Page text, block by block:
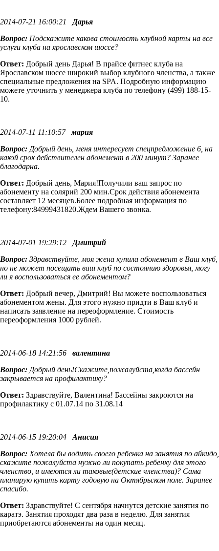
2014-07-21 16:00:21 Дарья
Вопрос: Подскажите какова стоимость клубной карты на все
услуги клуба на ярославском шоссе?
Ответ: Добрый день Дарья! В прайсе фитнес клуба на
Ярославском шоссе широкий выбор клубного членства, а также
специальные предложения на SPA. Подробную информацию
можете уточнить у менеджера клуба по телефону (499) 188-15-
10.
2014-07-11 11:10:57мария
Вопрос: Добрый день, меня интересует спецпредложение 6, на
какой срок действителен абонемент в 200 минут? Заранее
благодарна.
Ответ: Добрый день, Мария!Получили ваш запрос по
абонементу на солярий 200 мин.Срок действия абонемента
составляет 12 месяцев.Более подробная информация по
телефону:84999431820.Ждем Вашего звонка.
2014-07-01 19:29:12 Дмитрий
Вопрос: Здравствуйте, моя жена купила абонемент в Ваш клуб,
но не может посещать ваш клуб по состоянию здоровья, могу
ли я воспользоваться ее абонементом?
Ответ: Добрый вечер, Дмитрий! Вы можете воспользоваться
абонементом жены. Для этого нужно придти в Ваш клуб и
написать заявление на переоформление. Стоимость
переоформления 1000 рублей.
2014-06-18 14:21:56 валентина
Вопрос: Добрый день!Скажите,пожалуйста,когда бассейн
закрывается на профилактику?
Ответ: Здравствуйте, Валентина! Бассейны закроются на
профилактику с 01.07.14 по 31.08.14
2014-06-15 19:20:04 Анисия
Вопрос: Хотела бы водить своего ребенка на занятия по айкидо,
скажите пожалуйста нужно ли покупать ребенку для этого
членство, и имеются ли таковые(детские членства)? Сама
планирую купить карту годовую на Октябрьском поле. Заранее
спасибо.
Ответ: Здравствуйте! С сентября начнутся детские занятия по
каратэ. Занятия проходят два раза в неделю. Для занятия
приобретаются абонементы на один месяц.